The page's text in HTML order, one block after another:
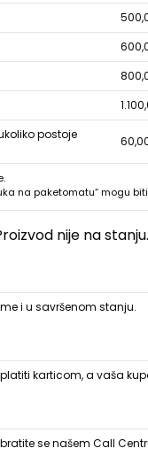
postoje
na paketomatu“ mogu
nije na stanju.
i u savršenom stanju.
karticom, a vaša
se našem Call